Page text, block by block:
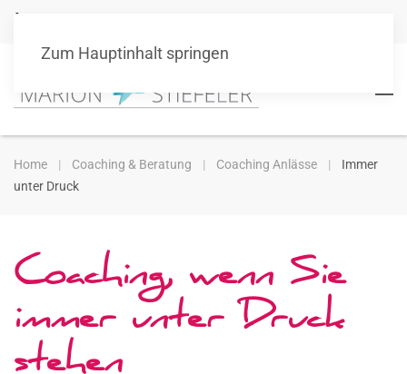
Zum Hauptinhalt springen
Home Coaching & Beratung Coaching Anlässe
Immer
unter Druck
Coaching, wenn Sie
immer unter Druck
stehen